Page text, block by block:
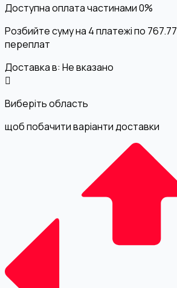
Доступна оплата частинами0%
Розбийте суму на 4 платежі по 767.77
переплат
Доставка в: Не вказано
Виберіть область
щоб побачити варіанти доставки